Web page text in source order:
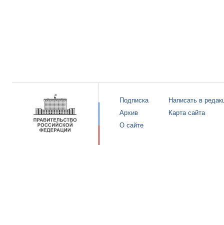
Подписка
Архив
О сайте
Написать в
Карта сайта